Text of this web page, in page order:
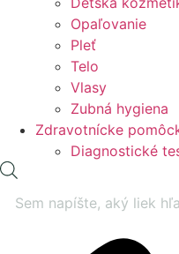
Opaľovanie
Pleť
Telo
Vlasy
Zubná hygiena
Zdravotnícke
Diagnostické
search